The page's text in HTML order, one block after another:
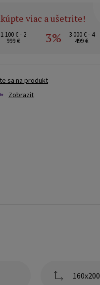
viac a ušetrite!
1 100 € - 2
999 € 3% 3 000 € - 4
499 €
sa na produkt
Zobrazit
160x200